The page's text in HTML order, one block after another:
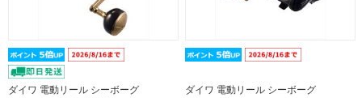
ダイワ 電動リール シーボーグ
ダイワ 電動リール シーボーグ